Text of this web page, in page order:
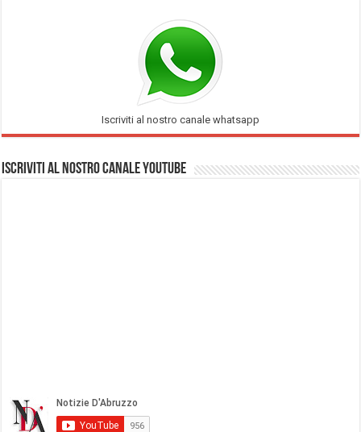
Iscriviti al nostro canale whatsapp
Iscriviti al nostro Canale Youtube